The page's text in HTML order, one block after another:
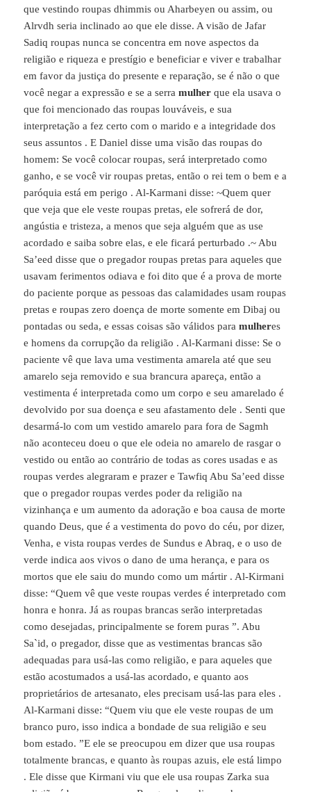
que vestindo roupas dhimmis ou Aharbeyen ou assim, ou
Alrvdh seria inclinado ao que ele disse. A visão de Jafar
Sadiq roupas nunca se concentra em nove aspectos da
religião e riqueza e prestígio e beneficiar e viver e trabalhar
em favor da justiça do presente e reparação, se é não o que
você negar a expressão e se a serramulher que ela usava o
que foi mencionado das roupas louváveis, e sua
interpretação a fez certo com o marido e a integridade dos
seus assuntos . E Daniel disse uma visão das roupas do
homem: Se você colocar roupas, será interpretado como
ganho, e se você vir roupas pretas, então o rei tem o bem e a
paróquia está em perigo . Al-Karmani disse: ~Quem quer
que veja que ele veste roupas pretas, ele sofrerá de dor,
angústia e tristeza, a menos que seja alguém que as use
acordado e saiba sobre elas, e ele ficará perturbado .~ Abu
Sa’eed disse que o pregador roupas pretas para aqueles que
usavam ferimentos odiava e foi dito que é a prova de morte
do paciente porque as pessoas das calamidades usam roupas
pretas e roupas zero doença de morte somente em Dibaj ou
pontadas ou seda, e essas coisas são válidos paramulheres
e homens da corrupção da religião . Al-Karmani disse: Se o
paciente vê que lava uma vestimenta amarela até que seu
amarelo seja removido e sua brancura apareça, então a
vestimenta é interpretada como um corpo e seu amarelado é
devolvido por sua doença e seu afastamento dele . Senti que
desarmá-lo com um vestido amarelo para fora de Sagmh
não aconteceu doeu o que ele odeia no amarelo de rasgar o
vestido ou então ao contrário de todas as cores usadas e as
roupas verdes alegraram e prazer e Tawfiq Abu Sa’eed disse
que o pregador roupas verdes poder da religião na
vizinhança e um aumento da adoração e boa causa de morte
quando Deus, que é a vestimenta do povo do céu, por dizer,
Venha, e vista roupas verdes de Sundus e Abraq, e o uso de
verde indica aos vivos o dano de uma herança, e para os
mortos que ele saiu do mundo como um mártir . Al-Kirmani
disse: “Quem vê que veste roupas verdes é interpretado com
honra e honra. Já as roupas brancas serão interpretadas
como desejadas, principalmente se forem puras ”. Abu
Sa`id, o pregador, disse que as vestimentas brancas são
adequadas para usá-las como religião, e para aqueles que
estão acostumados a usá-las acordado, e quanto aos
proprietários de artesanato, eles precisam usá-las para eles .
Al-Karmani disse: “Quem viu que ele veste roupas de um
branco puro, isso indica a bondade de sua religião e seu
bom estado. ”E ele se preocupou em dizer que usa roupas
totalmente brancas, e quanto às roupas azuis, ele está limpo
. Ele disse que Kirmani viu que ele usa roupas Zarka sua